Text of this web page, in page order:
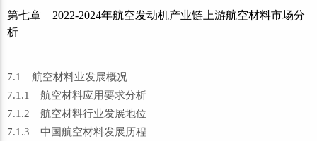
第七章 2022-2024年航空发动机产业链上游航空材料市场分
析
7.1 航空材料业发展概况
7.1.1 航空材料应用要求分析
7.1.2 航空材料行业发展地位
7.1.3 中国航空材料发展历程